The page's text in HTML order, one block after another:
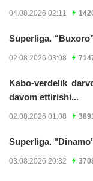
04.08.2026 02:11
Superliga.
02.08.2026 03:08
Kabo-verdelik
davom ettirishi...
02.08.2026 01:08
Superliga.
03.08.2026 20:32